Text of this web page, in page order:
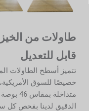
طاولات من
قابل للتعديل
تتميز أسطح الطاولات
خصيصًا للسوق
الدقيق لدينا بفحص كل